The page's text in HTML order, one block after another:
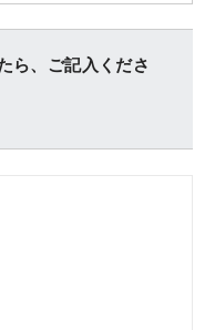
ら、ご記入くださ